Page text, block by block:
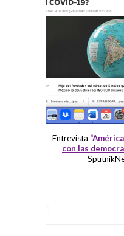
Entrevista
con las